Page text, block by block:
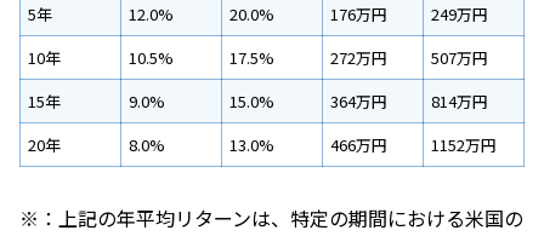
5年
12.0% 20.0% 176万円
249万円
10年
10.5% 17.5% 272万円
507万円
15年
9.0% 15.0% 364万円
814万円
20年
8.0% 13.0% 466万円 1152万円
※：上記の年平均リターンは、特定の期間における米国の